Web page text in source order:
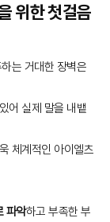
위한 첫걸음
는 거대한 장벽은
어 실제 말을 내뱉
체계적인 아이엘츠
파악하고 부족한 부